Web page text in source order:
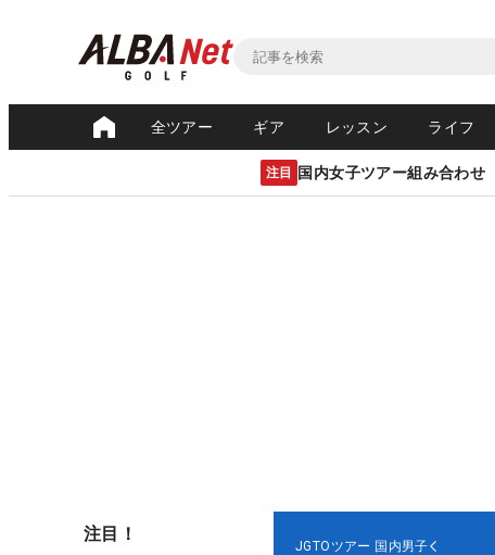
全ツアー ギア レッスン ライフ
注目 国内女子ツアー組み合わせ
注目！
JGTOツアー 国内男子